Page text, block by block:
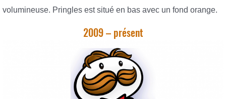
volumineuse. Pringles est situé en bas avec un fond orange.
2009 – présent